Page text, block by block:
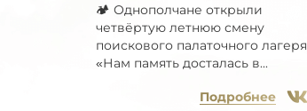
🏕 Однополчане открыли
четвёртую летнюю смену
поискового палаточного лагеря
«Нам память досталась в...
Подробнее